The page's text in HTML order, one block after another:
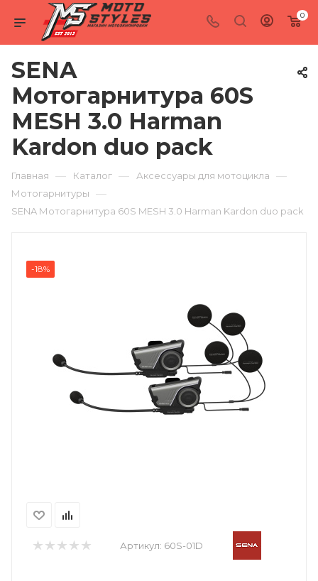
0
SENA
Мотогарнитура 60S
MESH 3.0 Harman
Kardon duo pack
Главная — Каталог — Аксессуары для мотоцикла —
Мотогарнитуры —
SENA Мотогарнитура 60S MESH 3.0 Harman Kardon duo pack
-18%
Артикул: 60S-01D